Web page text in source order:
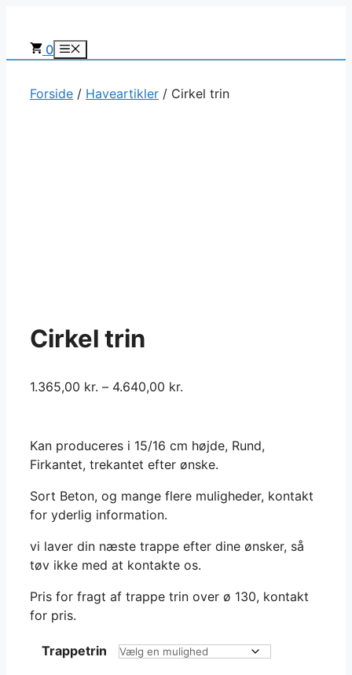
indhold0 Menu
Forside / Haveartikler / Cirkel trin
Cirkel trin
1.365,00 kr. – 4.640,00 kr.
Kan produceres i 15/16 cm højde, Rund,
Firkantet, trekantet efter ønske.
Sort Beton, og mange flere muligheder, kontakt
for yderlig information.
vi laver din næste trappe efter dine ønsker, så
tøv ikke med at kontakte os.
Pris for fragt af trappe trin over ø 130, kontakt
for pris.
Trappetrin